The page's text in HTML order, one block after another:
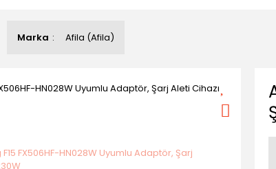
Marka Afila (Afila)